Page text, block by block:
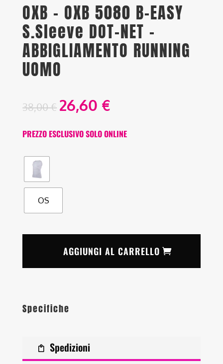
OXB – OXB 5080 B-EASY
S.Sleeve DOT-NET –
ABBIGLIAMENTO RUNNING
UOMO
38,00€ 26,60 €
PREZZO ESCLUSIVO SOLO ONLINE
OS
AGGIUNGI AL CARRELLO
Specifiche
Spedizioni